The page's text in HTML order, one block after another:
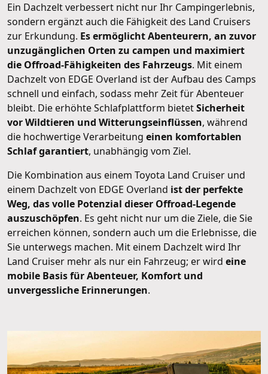
Ein Dachzelt verbessert nicht nur Ihr Campingerlebnis,
sondern ergänzt auch die Fähigkeit des Land Cruisers
zur Erkundung. Es ermöglicht Abenteurern, an zuvor
unzugänglichen Orten zu campen und maximiert
die Offroad-Fähigkeiten des Fahrzeugs. Mit einem
Dachzelt von EDGE Overland ist der Aufbau des Camps
schnell und einfach, sodass mehr Zeit für Abenteuer
bleibt. Die erhöhte Schlafplattform bietetSicherheit
vor Wildtieren und Witterungseinflüssen, während
die hochwertige Verarbeitung einen komfortablen
Schlaf garantiert, unabhängig vom Ziel.
Die Kombination aus einem Toyota Land Cruiser und
einem Dachzelt von EDGE Overland ist der perfekte
Weg, das volle Potenzial dieser Offroad-Legende
auszuschöpfen. Es geht nicht nur um die Ziele, die Sie
erreichen können, sondern auch um die Erlebnisse, die
Sie unterwegs machen. Mit einem Dachzelt wird Ihr
Land Cruiser mehr als nur ein Fahrzeug; er wird eine
mobile Basis für Abenteuer, Komfort und
unvergessliche Erinnerungen.